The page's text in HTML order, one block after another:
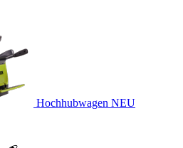
Hochhubwagen NEU